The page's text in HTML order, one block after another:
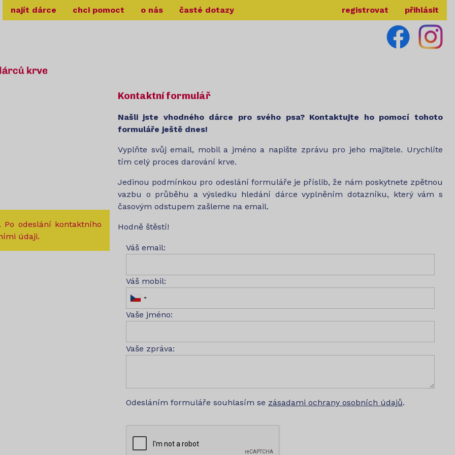
najít dárce chci pomoct o nás časté dotazy přihlásit
registrovat
odeslání kontaktního
údaji.
Kontaktní formulář
Našli jste vhodného dárce pro svého psa? Kontaktujte ho pomocí tohoto
formuláře ještě dnes!
Vyplňte svůj email, mobil a jméno a napište zprávu pro jeho majitele. Urychlíte
tím celý proces darování krve.
Jedinou podmínkou pro odeslání formuláře je příslib, že nám poskytnete zpětnou
vazbu o průběhu a výsledku hledání dárce vyplněním dotazníku, který vám s
časovým odstupem zašleme na email.
Hodně štěstí!
Váš email:
Váš mobil:
Vaše jméno:
Vaše zpráva:
Odesláním formuláře souhlasím se zásadami ochrany osobních údajů.